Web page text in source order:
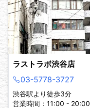
ラストラボ渋谷店
03-5778-3727
渋谷駅より徒歩3分
営業時間：11:00 - 20:00